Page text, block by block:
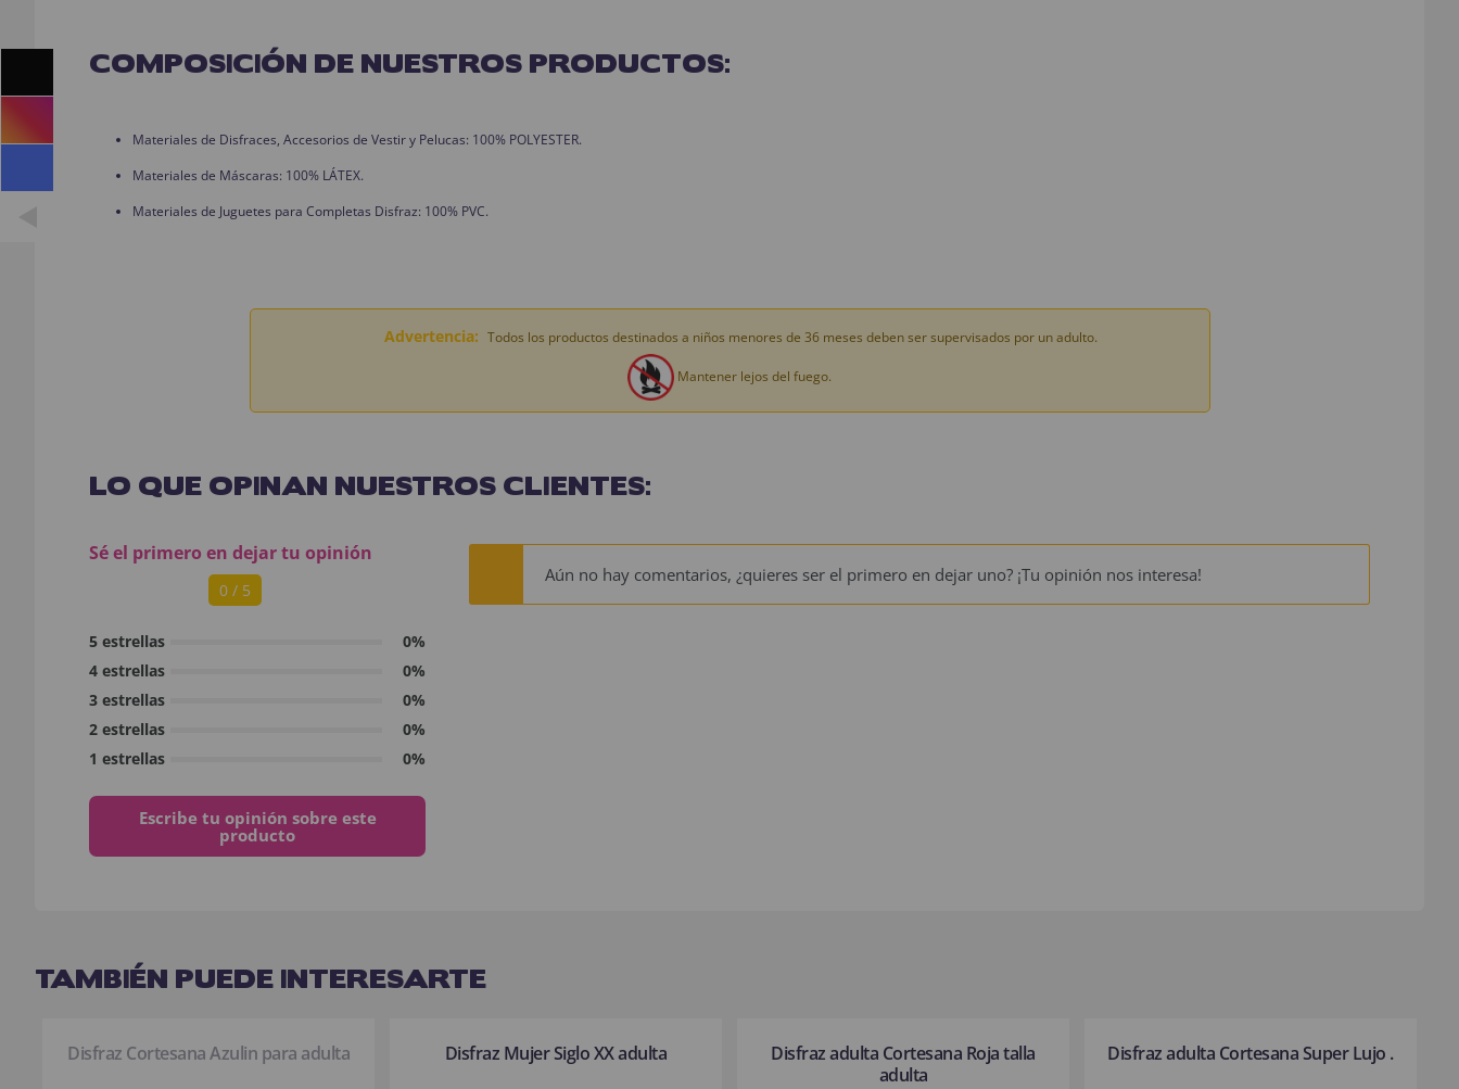
COMPOSICIÓN DE NUESTROS PRODUCTOS:
Materiales de Disfraces, Accesorios de Vestir y Pelucas: 100% POLYESTER.
Materiales de Máscaras: 100% LÁTEX.
Materiales de Juguetes para Completas Disfraz: 100% PVC.
Advertencia: Todos los productos destinados a niños menores de 36 meses deben ser supervisados por un adulto.
Mantener lejos del fuego.
LO QUE OPINAN NUESTROS CLIENTES:
Sé el primero en dejar tu opinión
0 / 5
5 estrellas
0%
4 estrellas
0%
3 estrellas
0%
2 estrellas
0%
1 estrellas
0%
Escribe tu opinión sobre este
producto
Aún no hay comentarios, ¿quieres ser el primero en dejar uno? ¡Tu opinión nos interesa!
TAMBIÉN PUEDE INTERESARTE
Disfraz Cortesana Azulin para adulta Disfraz Mujer Siglo XX adulta
Disfraz adulta Cortesana Roja talla
adulta
Disfraz adulta Cortesana Super Lujo .